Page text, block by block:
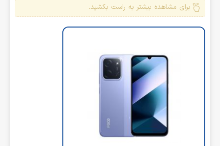
برای مشاهده بیشتر به راست بکشید.